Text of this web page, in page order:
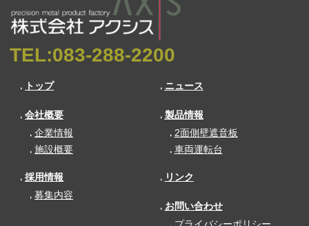
TEL:083-288-2200
トップ ニュース
会社概要
企業情報
施設概要
製品情報
2面側壁遮音板
車両運転台
採用情報
募集内容
リンク
お問い合わせ